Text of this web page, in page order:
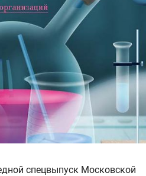
спецвыпуск Московской